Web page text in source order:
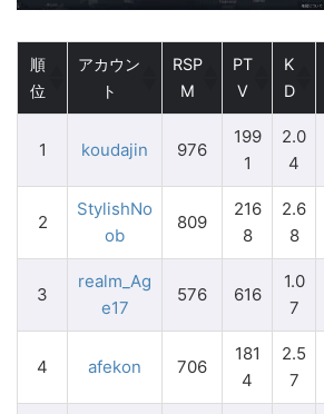
順
位
アカウン
ト
RSP
M
PT
V
K
D
1 koudajin 976
199
1
2.0
4
2
StylishNo
ob
809
216
8
2.6
8
3
realm_Ag
e17
576 616
1.0
7
4 afekon 706
181
4
2.5
7